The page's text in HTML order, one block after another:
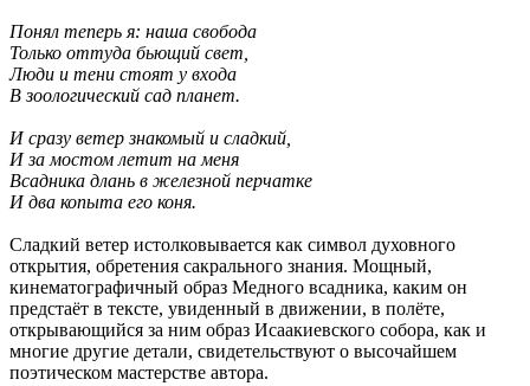
Понял теперь я: наша свобода
Только оттуда бьющий свет,
Люди и тени стоят у входа
В зоологический сад планет.
И сразу ветер знакомый и сладкий,
И за мостом летит на меня
Всадника длань в железной перчатке
И два копыта его коня.
Сладкий ветер истолковывается как символ духовного
открытия, обретения сакрального знания. Мощный,
кинематографичный образ Медного всадника, каким он
предстаёт в тексте, увиденный в движении, в полёте,
открывающийся за ним образ Исаакиевского собора, как и
многие другие детали, свидетельствуют о высочайшем
поэтическом мастерстве автора.